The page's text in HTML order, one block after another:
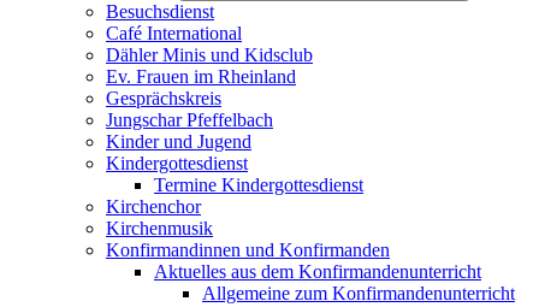
Besuchsdienst
Café International
Dähler Minis und Kidsclub
Ev. Frauen im Rheinland
Gesprächskreis
Jungschar Pfeffelbach
Kinder und Jugend
Kindergottesdienst
Termine Kindergottesdienst
Kirchenchor
Kirchenmusik
Konfirmandinnen und Konfirmanden
Aktuelles aus dem Konfirmandenunterricht
Allgemeine zum Konfirmandenunterricht